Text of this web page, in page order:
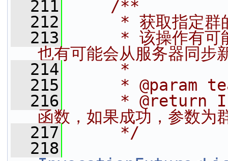
  211
    /**
  212
* 获取指定群
  213
* 该操作有可
也有可能会从服务器同
  214
     *
  215
* @param
  216
* @return
函数，如果成功，参数为
  217
     */
  218